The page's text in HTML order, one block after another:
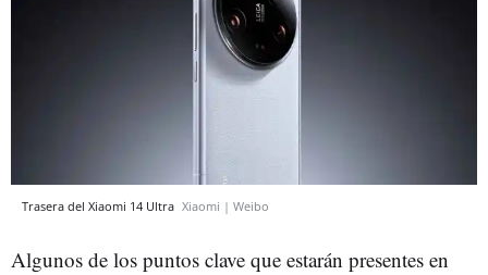
Trasera del Xiaomi 14 Ultra Xiaomi | Weibo
Algunos de los puntos clave que estarán presentes en